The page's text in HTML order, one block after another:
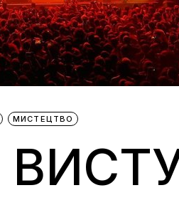
МИСТЕЦТВО